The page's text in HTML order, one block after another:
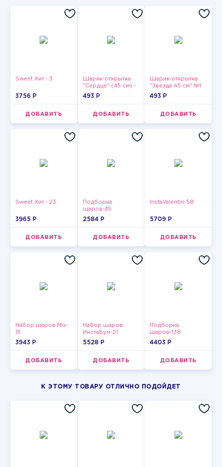
Sweet Хит - 3
3756 P
ДОБАВИТЬ
Шарик-открытка
"Сердце" (45 см) -
2
493 P
ДОБАВИТЬ
Шарик-открытка
"Звезда 45 см" №1
493 P
ДОБАВИТЬ
Sweet Хит - 23
3965 P
ДОБАВИТЬ
Подборка
шаров-35
2584 P
ДОБАВИТЬ
InstaValentin-58
5709 P
ДОБАВИТЬ
Набор шаров Mix-
15
3943 P
ДОБАВИТЬ
Набор шаров
ИнстаБум-21
5528 P
ДОБАВИТЬ
Подборка
шаров-138
4403 P
ДОБАВИТЬ
К ЭТОМУ ТОВАРУ ОТЛИЧНО ПОДОЙДЕТ